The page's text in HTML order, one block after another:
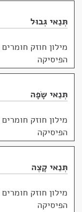
תְּנַאי גְּבוּל
מילון חוזק חומרים
הפיסיקה
תְּנַאי שָׂפָה
מילון חוזק חומרים
הפיסיקה
תְּנַאי קָצֶה
מילון חוזק חומרים
הפיסיקה